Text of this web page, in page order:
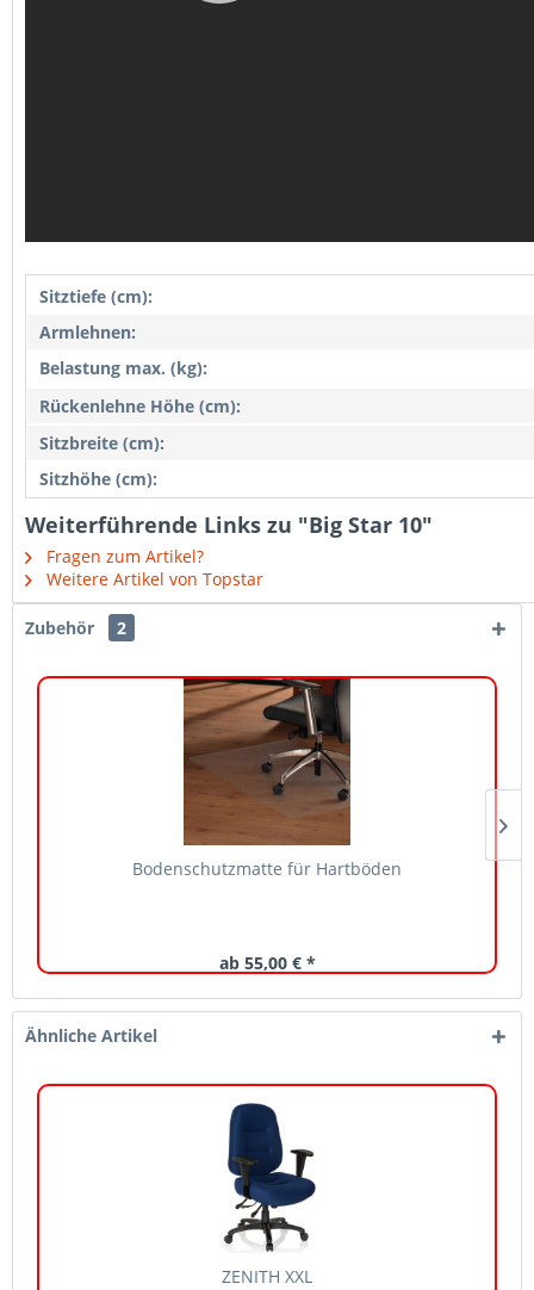
Sitztiefe (cm):
Armlehnen:
Belastung max. (kg):
Rückenlehne Höhe (cm):
Sitzbreite (cm):
Sitzhöhe (cm):
Weiterführende Links zu "Big Star 10"
Fragen zum Artikel?
Weitere Artikel von Topstar
Zubehör 2
Bodenschutzmatte für Hartböden
ab 55,00 € *
Ähnliche Artikel
ZENITH XXL